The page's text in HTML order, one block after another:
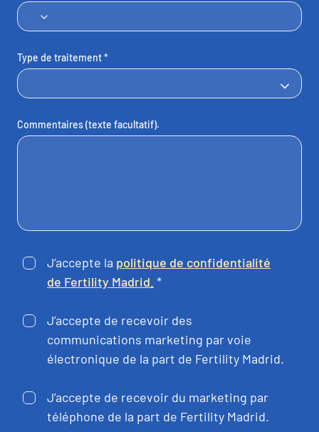
France
Type de traitement *
Commentaires (texte facultatif).
J’accepte la politique de confidentialité
de Fertility Madrid. *
J’accepte de recevoir des
communications marketing par voie
électronique de la part de Fertility Madrid.
J’accepte de recevoir du marketing par
téléphone de la part de Fertility Madrid.